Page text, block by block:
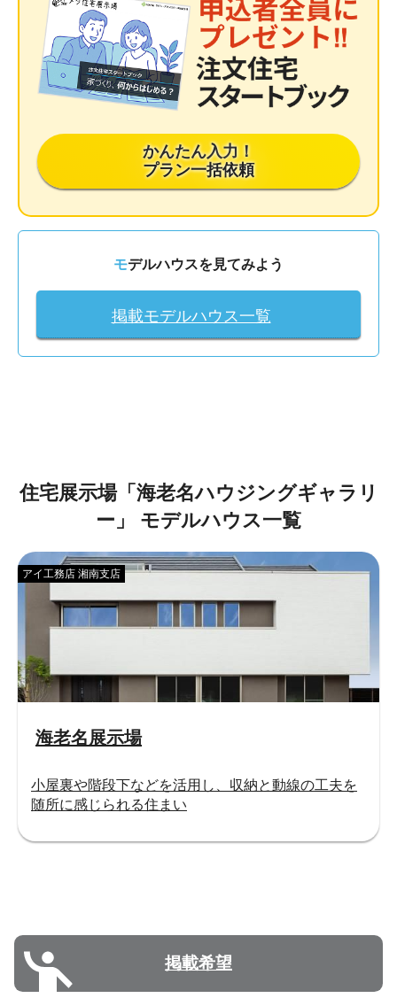
かんたん入力！
プラン一括依頼
モデルハウスを見てみよう
掲載モデルハウス一覧
住宅展示場「 海老名ハウジングギャラリ
ー 」 モデルハウス一覧
海老名展示場
アイ工務店 湘南支店
小屋裏や階段下などを活用し、収納と動線の工夫を
随所に感じられる住まい
掲載希望